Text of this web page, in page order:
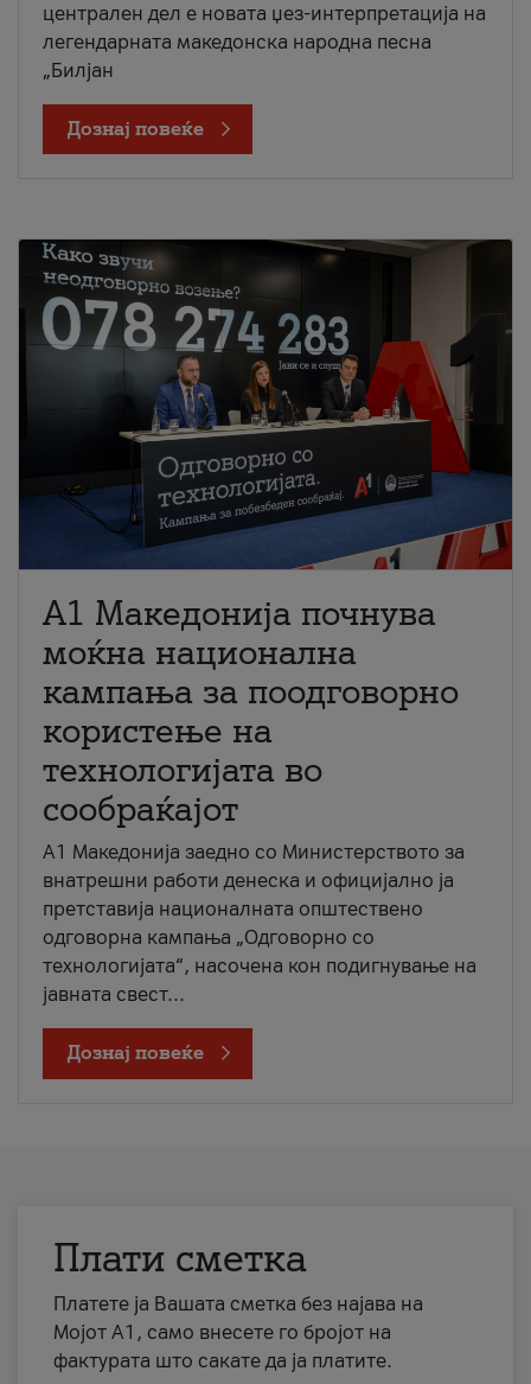
централен дел е новата џез-интерпретација на
легендарната македонска народна песна
„Билјан
Дознај повеќе
A1 Македонија почнува
моќна национална
кампања за поодговорно
користење на
технологијата во
сообраќајот
A1 Македонија заедно со Министерството за
внатрешни работи денеска и официјално ја
претставија националната општествено
одговорна кампања „Одговорно со
технологијата“, насочена кон подигнување на
јавната свест...
Дознај повеќе
Плати сметка
Платете ја Вашата сметка без најава на
Мојот А1, само внесете го бројот на
фактурата што сакате да ја платите.